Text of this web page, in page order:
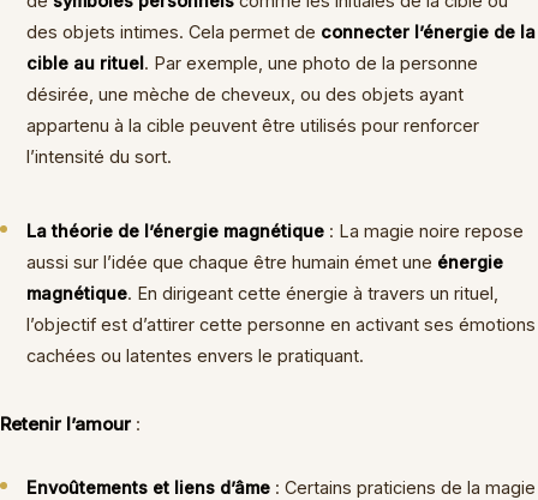
des objets intimes. Cela permet de connecter l’énergie de la
cible au rituel. Par exemple, une photo de la personne
désirée, une mèche de cheveux, ou des objets ayant
appartenu à la cible peuvent être utilisés pour renforcer
l’intensité du sort.
La théorie de l’énergie magnétique : La magie noire repose
aussi sur l’idée que chaque être humain émet une énergie
magnétique. En dirigeant cette énergie à travers un rituel,
l’objectif est d’attirer cette personne en activant ses émotions
cachées ou latentes envers le pratiquant.
Retenir l’amour :
Envoûtements et liens d’âme : Certains praticiens de la magie